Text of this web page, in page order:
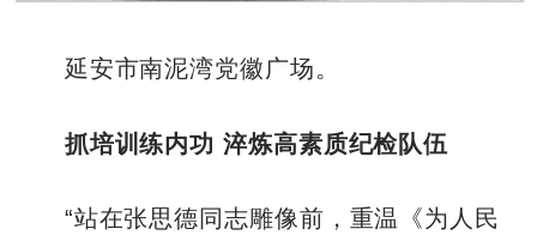
延安市南泥湾党徽广场。
抓培训练内功 淬炼高素质纪检队伍
“站在张思德同志雕像前，重温《为人民